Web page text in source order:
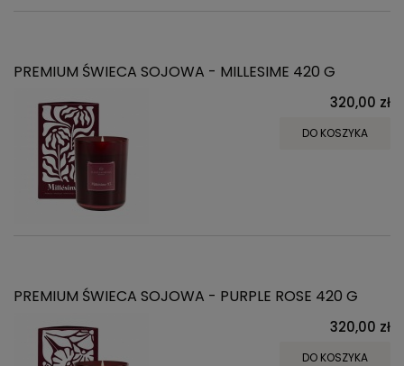
PREMIUM ŚWIECA SOJOWA - MILLESIME 420 G
320,00 zł
DO KOSZYKA
PREMIUM ŚWIECA SOJOWA - PURPLE ROSE 420 G
320,00 zł
DO KOSZYKA